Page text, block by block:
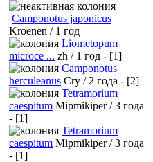
Camponotus japonicus
Kroenen / 1 год
Liometopum
microce ... zh / 1 год - [1]
Camponotus
herculeanus Cry / 2 года - [2]
Tetramorium
caespitum Mipmikiper / 3 года
- [1]
Tetramorium
caespitum Mipmikiper / 3 года
- [1]